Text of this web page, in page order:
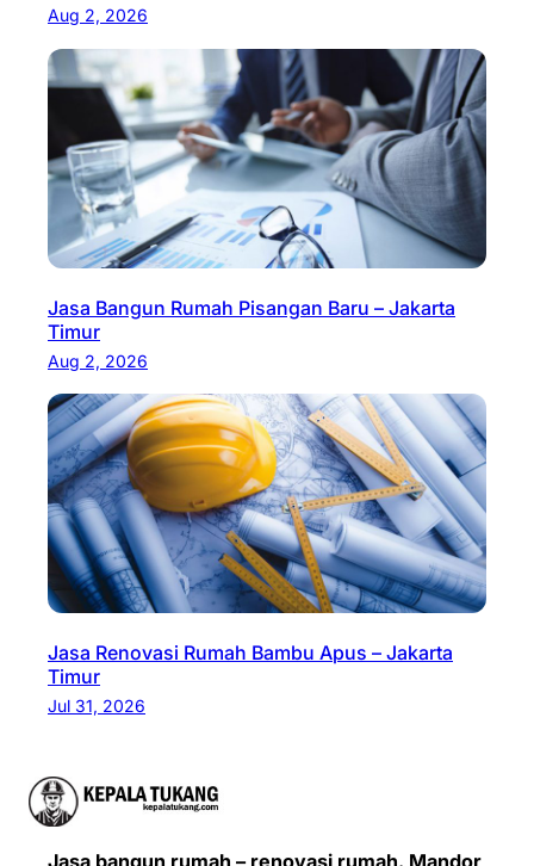
Aug 2, 2026
Jasa Bangun Rumah Pisangan Baru – Jakarta
Timur
Aug 2, 2026
Jasa Renovasi Rumah Bambu Apus – Jakarta
Timur
Jul 31, 2026